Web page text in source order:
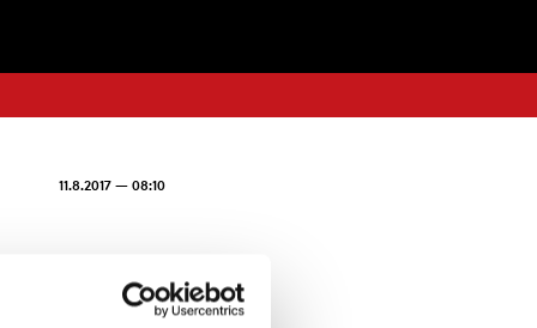
11.8.2017 — 08:10